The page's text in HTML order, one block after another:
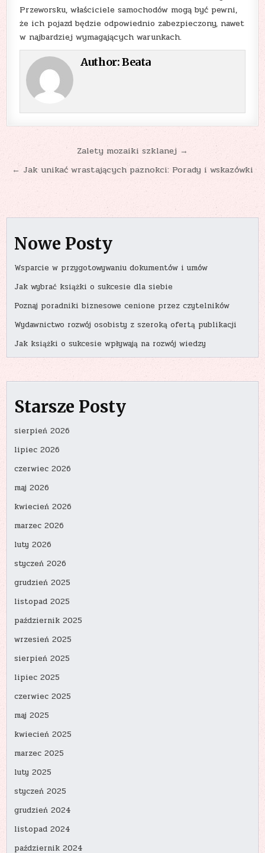
Przeworsku, właściciele samochodów mogą być pewni,
że ich pojazd będzie odpowiednio zabezpieczony, nawet
w najbardziej wymagających warunkach.
Author:Beata
Nawigacja
wpisu
Zalety mozaiki szklanej →
← Jak unikać wrastających paznokci: Porady i wskazówki
Nowe Posty
Wsparcie w przygotowywaniu dokumentów i umów
Jak wybrać książki o sukcesie dla siebie
Poznaj poradniki biznesowe cenione przez czytelników
Wydawnictwo rozwój osobisty z szeroką ofertą publikacji
Jak książki o sukcesie wpływają na rozwój wiedzy
Starsze Posty
sierpień 2026
lipiec 2026
czerwiec 2026
maj 2026
kwiecień 2026
marzec 2026
luty 2026
styczeń 2026
grudzień 2025
listopad 2025
październik 2025
wrzesień 2025
sierpień 2025
lipiec 2025
czerwiec 2025
maj 2025
kwiecień 2025
marzec 2025
luty 2025
styczeń 2025
grudzień 2024
listopad 2024
październik 2024